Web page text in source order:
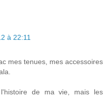
à 22:11
mes tenues, mes accessoires
de ma vie, mais les